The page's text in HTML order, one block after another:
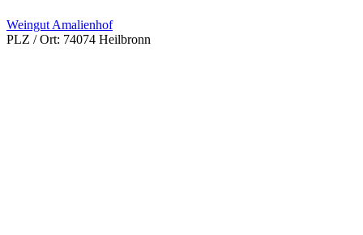
Weingut Amalienhof
PLZ / Ort: 74074 Heilbronn